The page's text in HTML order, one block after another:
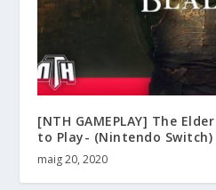
[NTH GAMEPLAY] The
to Play- (Nintendo Switch)
maig 20, 2020